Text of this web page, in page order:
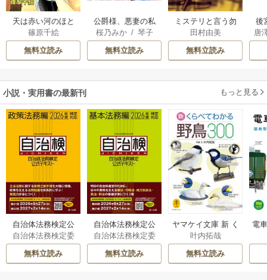
天は赤い河のほと
り
篠原千絵
無料立読み
公爵様、悪妻の私
はもう放っておい
てください
桜乃みか/ 琴子
無料立読み
ミステリと言う勿
れ
田村由美
無料立読み
後
は
唐
小説・実用書の最新刊 もっと見る
自治体法務検定公
式テキスト 政策
法務編 ２０２６
年度検定対応 1巻
自治体法務検定委
員会
無料立読み
自治体法務検定公
式テキスト 基本
法務編 ２０２６
年度検定対応 1巻
自治体法務検定委
員会
無料立読み
ヤマケイ文庫 新 く
らべてわかる野鳥3
00 1巻
叶内拓哉
無料立読み
電